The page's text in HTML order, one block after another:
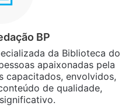
BP
da Biblioteca do
apaixonadas pela
capacitados, envolvidos,
de qualidade,